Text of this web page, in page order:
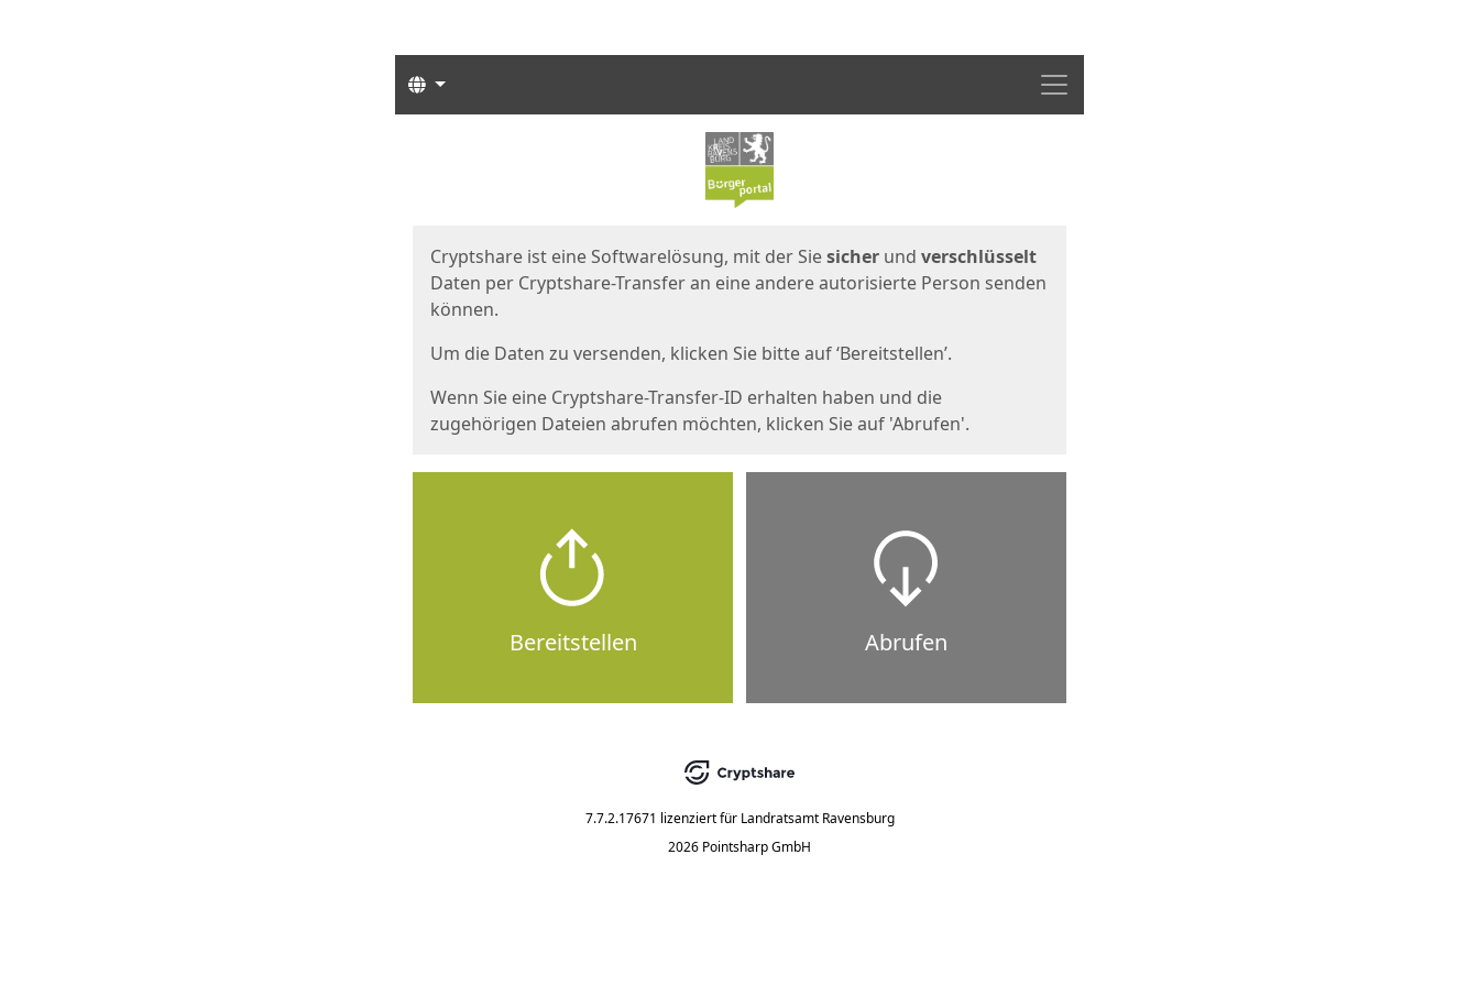
Menü
Sprachen
Cryptshare ist eine Softwarelösung, mit der Siesicher und verschlüsselt
Daten per Cryptshare-Transfer an eine andere autorisierte Person senden
können.
Um die Daten zu versenden, klicken Sie bitte auf ‘Bereitstellen’.
Wenn Sie eine Cryptshare-Transfer-ID erhalten haben und die
zugehörigen Dateien abrufen möchten, klicken Sie auf 'Abrufen'.
Bereitstellen Abrufen
7.7.2.17671 lizenziert für Landratsamt Ravensburg
2026 Pointsharp GmbH